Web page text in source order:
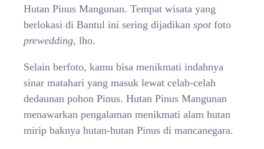
Hutan Pinus Mangunan. Tempat wisata yang
berlokasi di Bantul ini sering dijadikan spot foto
prewedding, lho.
Selain berfoto, kamu bisa menikmati indahnya
sinar matahari yang masuk lewat celah-celah
dedaunan pohon Pinus. Hutan Pinus Mangunan
menawarkan pengalaman menikmati alam hutan
mirip baknya hutan-hutan Pinus di mancanegara.